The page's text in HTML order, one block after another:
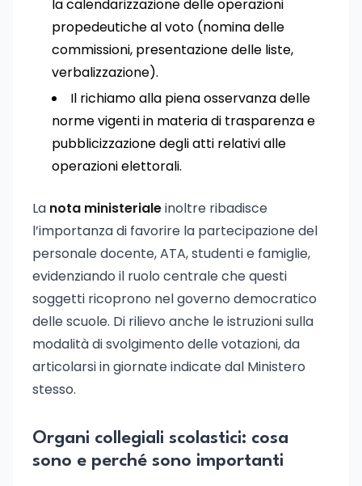
la calendarizzazione delle operazioni
propedeutiche al voto (nomina delle
commissioni, presentazione delle liste,
verbalizzazione).
Il richiamo alla piena osservanza delle
norme vigenti in materia di trasparenza e
pubblicizzazione degli atti relativi alle
operazioni elettorali.
La nota ministerialeinoltre ribadisce
l’importanza di favorire la partecipazione del
personale docente, ATA, studenti e famiglie,
evidenziando il ruolo centrale che questi
soggetti ricoprono nel governo democratico
delle scuole. Di rilievo anche le istruzioni sulla
modalità di svolgimento delle votazioni, da
articolarsi in giornate indicate dal Ministero
stesso.
Organi collegiali scolastici: cosa
sono e perché sono importanti